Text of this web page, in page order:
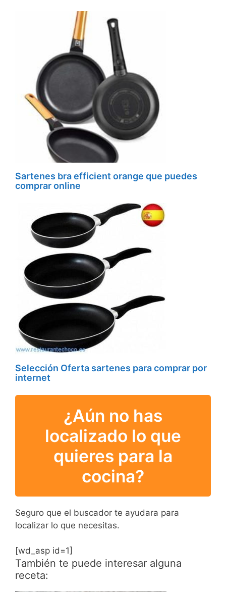
Sartenes bra efficient orange que puedes
comprar online
Selección Oferta sartenes para comprar por
internet
¿Aún no has
localizado lo que
quieres para la
cocina?
Seguro que el buscador te ayudara para
localizar lo que necesitas.
[wd_asp id=1]
También te puede interesar alguna
receta: